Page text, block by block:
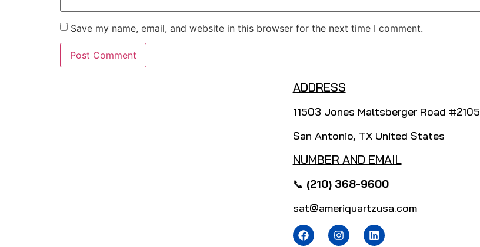
Save my name, email, and website in this browser for the next time I comment.
ADDRESS
11503 Jones Maltsberger Road #2105
San Antonio, TX United States
NUMBER AND EMAIL
📞 (210) 368-9600
sat@ameriquartzusa.com